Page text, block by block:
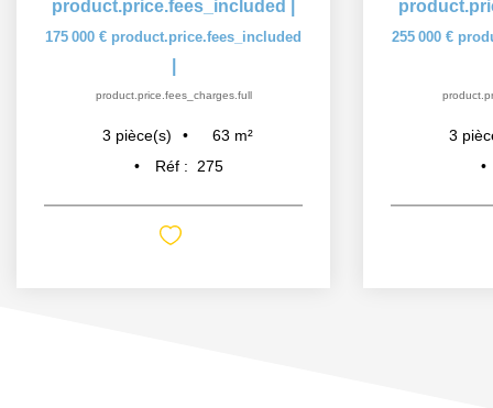
product.price.fees_included
175 000 € product.price.fees_included
product.price.fees_charges.full
3 pièce(s) 63 m²
Réf :
275
255 000 €
3